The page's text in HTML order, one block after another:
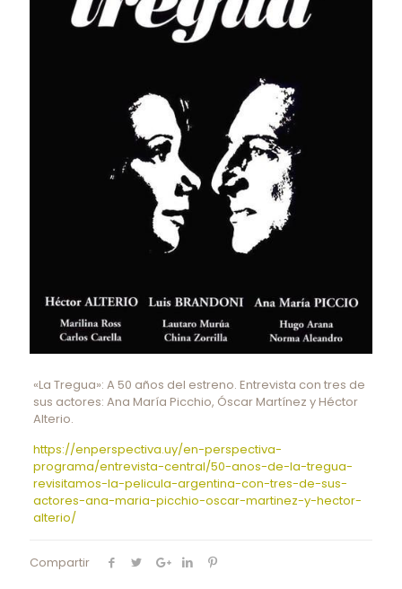
«La Tregua»: A 50 años del estreno. Entrevista con tres de
sus actores: Ana María Picchio, Óscar Martínez y Héctor
Alterio.
https://enperspectiva.uy/en-perspectiva-
programa/entrevista-central/50-anos-de-la-tregua-
revisitamos-la-pelicula-argentina-con-tres-de-sus-
actores-ana-maria-picchio-oscar-martinez-y-hector-
alterio/
Compartir